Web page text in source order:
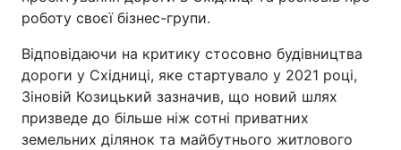
роботу своєї бізнес-групи.
Відповідаючи на критику стосовно будівництва
дороги у Східниці, яке стартувало у 2021 році,
Зіновій Козицький зазначив, що новий шлях
призведе до більше ніж сотні приватних
земельних ділянок та майбутнього житлового